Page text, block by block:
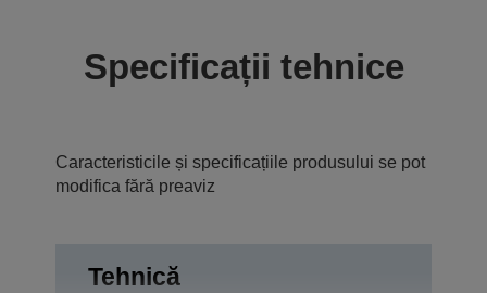
Specificații tehnice
Caracteristicile și specificațiile produsului se pot
modifica fără preaviz
Tehnică